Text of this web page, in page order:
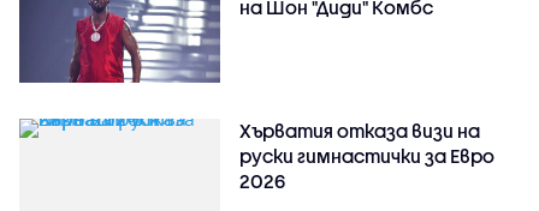
на Шон "Диди" Комбс
Хърватия отказа визи на
руски гимнастички за Евро
2026